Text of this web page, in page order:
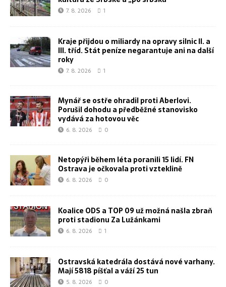
7. 8. 2026 1
Kraje přijdou o miliardy na opravy silnic II. a
III. tříd. Stát peníze negarantuje ani na další
roky
7. 8. 2026 1
Mynář se ostře ohradil proti Aberlovi.
Porušil dohodu a předběžné stanovisko
vydává za hotovou věc
6. 8. 2026 0
Netopýři během léta poranili 15 lidí. FN
Ostrava je očkovala proti vzteklině
6. 8. 2026 0
Koalice ODS a TOP 09 už možná našla zbraň
proti stadionu Za Lužánkami
6. 8. 2026 1
Ostravská katedrála dostává nové varhany.
Mají 5818 píšťal a váží 25 tun
5. 8. 2026 0